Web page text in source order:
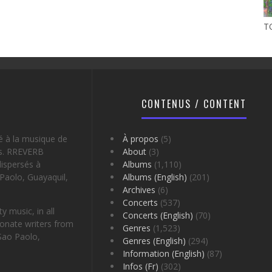
à la musique de
à
Guayaquil,
music, in all
writers from
Paolo,
CONTENUS / CONTENT
À propos (5)
About (3)
Albums (1,110)
Albums (English) (201)
Archives (6)
Concerts (537)
Concerts (English) (70)
Genres (1,523)
Genres (English) (294)
Information (English) (87)
Infos (Fr) (302)